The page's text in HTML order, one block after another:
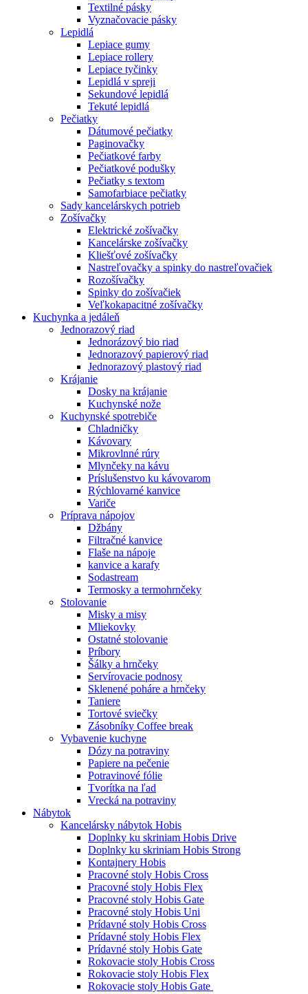
Textilné pásky
Vyznačovacie pásky
Lepidlá
Lepiace gumy
Lepiace rollery
Lepiace tyčinky
Lepidlá v spreji
Sekundové lepidlá
Tekuté lepidlá
Pečiatky
Dátumové pečiatky
Paginovačky
Pečiatkové farby
Pečiatkové podušky
Pečiatky s textom
Samofarbiace pečiatky
Sady kancelárskych potrieb
Zošívačky
Elektrické zošívačky
Kancelárske zošívačky
Kliešťové zošívačky
Nastreľovačky a spinky do nastreľovačiek
Rozošívačky
Spinky do zošívačiek
Veľkokapacitné zošívačky
Kuchynka a jedáleň
Jednorazový riad
Jednorázový bio riad
Jednorazový papierový riad
Jednorazový plastový riad
Krájanie
Dosky na krájanie
Kuchynské nože
Kuchynské spotrebiče
Chladničky
Kávovary
Mikrovlnné rúry
Mlynčeky na kávu
Príslušenstvo ku kávovarom
Rýchlovarné kanvice
Variče
Príprava nápojov
Džbány
Filtračné kanvice
Flaše na nápoje
kanvice a karafy
Sodastream
Termosky a termohrnčeky
Stolovanie
Misky a misy
Mliekovky
Ostatné stolovanie
Príbory
Šálky a hrnčeky
Servírovacie podnosy
Sklenené poháre a hrnčeky
Taniere
Tortové sviečky
Zásobníky Coffee break
Vybavenie kuchyne
Dózy na potraviny
Papiere na pečenie
Potravinové fólie
Tvorítka na ľad
Vrecká na potraviny
Nábytok
Kancelársky nábytok Hobis
Doplnky ku skriniam Hobis Drive
Doplnky ku skriniam Hobis Strong
Kontajnery Hobis
Pracovné stoly Hobis Cross
Pracovné stoly Hobis Flex
Pracovné stoly Hobis Gate
Pracovné stoly Hobis Uni
Prídavné stoly Hobis Cross
Prídavné stoly Hobis Flex
Prídavné stoly Hobis Gate
Rokovacie stoly Hobis Cross
Rokovacie stoly Hobis Flex
Rokovacie stoly Hobis Gate